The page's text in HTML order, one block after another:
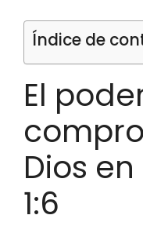
Índice de
El
Dios
1:6